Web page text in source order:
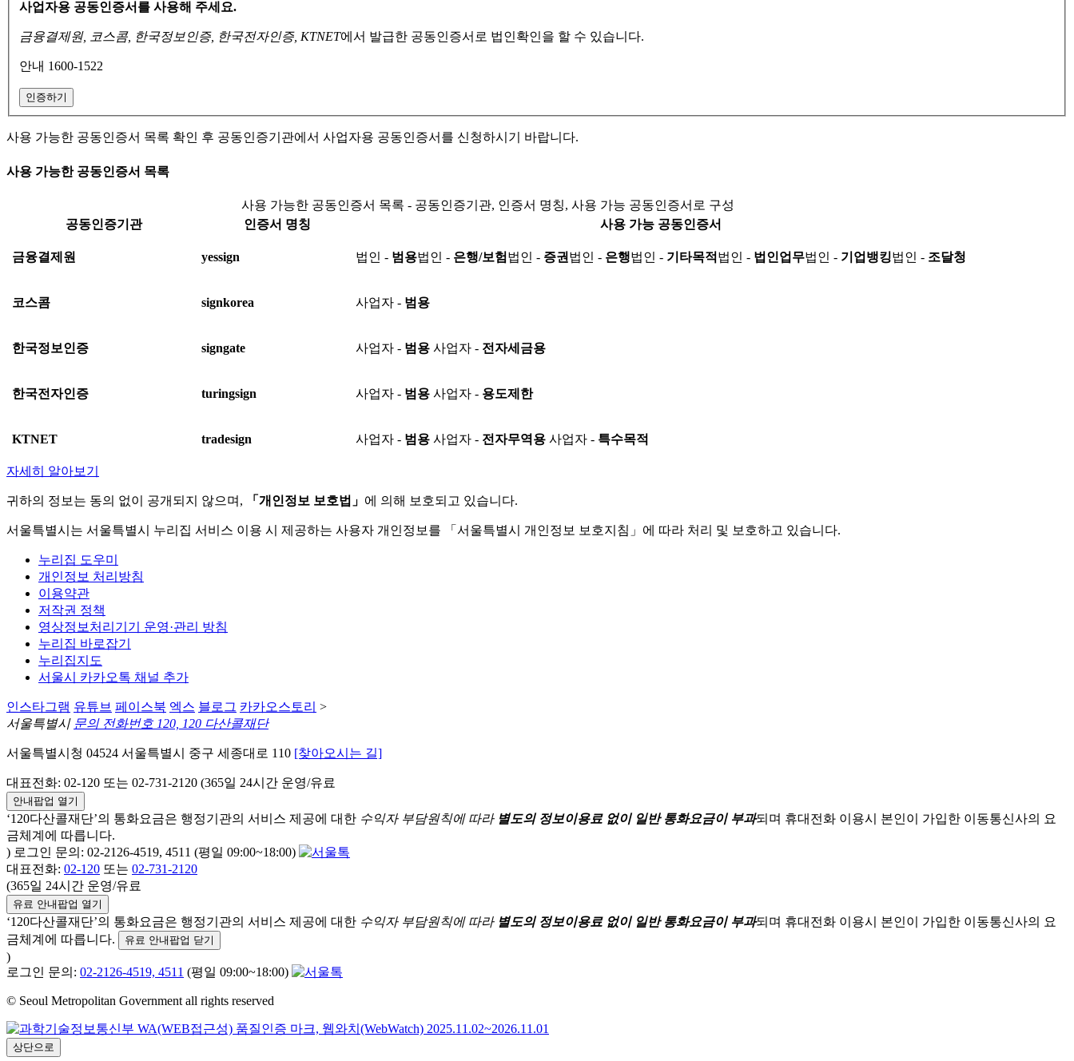
사업자용 공동인증서를 사용해 주세요.
금융결제원, 코스콤, 한국정보인증, 한국전자인증, KTNET에서 발급한 공동인증서로 법인확인을 할 수 있습니다.
안내 1600-1522
인증하기
사용 가능한 공동인증서 목록 확인 후 공동인증기관에서 사업자용 공동인증서를 신청하시기 바랍니다.
사용 가능한 공동인증서 목록
사용 가능한 공동인증서 목록 - 공동인증기관, 인증서 명칭, 사용 가능 공동인증서로 구성
공동인증기관
인증서 명칭 사용 가능 공동인증서
금융결제원 yessign 법인 - 범용법인 - 은행/보험 법인 - 증권 법인 - 은행법인 - 기타목적 법인 - 법인업무법인 - 기업뱅킹법인 - 조달청
코스콤 signkorea 사업자 - 범용
한국정보인증 signgate 사업자 - 범용 사업자 - 전자세금용
한국전자인증 turingsign 사업자 - 범용 사업자 - 용도제한
KTNET tradesign 사업자 - 범용 사업자 - 전자무역용 사업자 - 특수목적
자세히 알아보기
귀하의 정보는 동의 없이 공개되지 않으며, 「개인정보 보호법」 에 의해 보호되고 있습니다.
서울특별시는 서울특별시 누리집 서비스 이용 시 제공하는 사용자 개인정보를 「서울특별시 개인정보 보호지침」에 따라 처리 및 보호하고 있습니다.
누리집 도우미
개인정보 처리방침
이용약관
저작권 정책
영상정보처리기기 운영·관리 방침
누리집 바로잡기
누리집지도
서울시 카카오톡 채널 추가
인스타그램 유튜브 페이스북 엑스 블로그 카카오스토리 >
서울특별시 문의 전화번호 120, 120 다산콜재단
서울특별시청 04524 서울특별시 중구 세종대로 110 [찾아오시는 길]
대표전화: 02-120 또는 02-731-2120 (365일 24시간 운영/유료
안내팝업 열기
‘120다산콜재단’의 통화요금은 행정기관의 서비스 제공에 대한 수익자 부담원칙에 따라 별도의 정보이용료 없이 일반 통화요금이 부과되며 휴대전화 이용시 본인이 가입한 이동통신사의 요
금체계에 따릅니다.
) 로그인 문의: 02-2126-4519, 4511 (평일 09:00~18:00)
대표전화: 02-120 또는 02-731-2120
(365일 24시간 운영/유료
유료 안내팝업 열기
‘120다산콜재단’의 통화요금은 행정기관의 서비스 제공에 대한 수익자 부담원칙에 따라 별도의 정보이용료 없이 일반 통화요금이 부과되며 휴대전화 이용시 본인이 가입한 이동통신사의 요
금체계에 따릅니다.
유료 안내팝업 닫기
)
로그인 문의: 02-2126-4519, 4511 (평일 09:00~18:00)
© Seoul Metropolitan Government all rights reserved
상단으로